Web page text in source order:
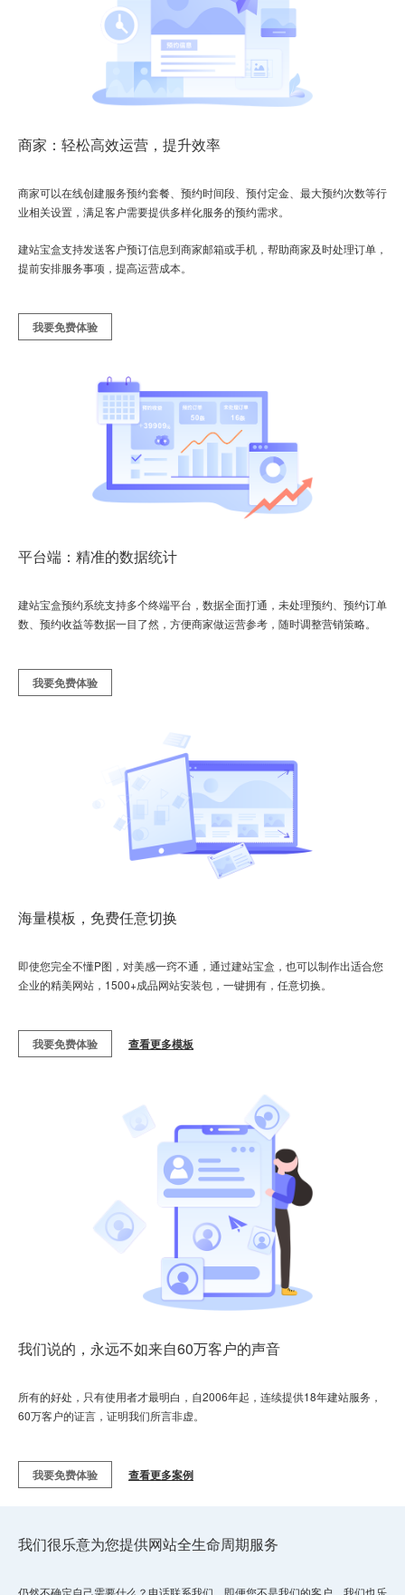
商家：轻松高效运营，提升效率
商家可以在线创建服务预约套餐、预约时间段、预付定金、最大预约次数等行
业相关设置，满足客户需要提供多样化服务的预约需求。
建站宝盒支持发送客户预订信息到商家邮箱或手机，帮助商家及时处理订单，
提前安排服务事项，提高运营成本。
我要免费体验
平台端：精准的数据统计
建站宝盒预约系统支持多个终端平台，数据全面打通，未处理预约、预约订单
数、预约收益等数据一目了然，方便商家做运营参考，随时调整营销策略。
我要免费体验
海量模板，免费任意切换
即使您完全不懂P图，对美感一窍不通，通过建站宝盒，也可以制作出适合您
企业的精美网站，1500+成品网站安装包，一键拥有，任意切换。
我要免费体验 查看更多模板
我们说的，永远不如来自60万客户的声音
所有的好处，只有使用者才最明白，自2006年起，连续提供18年建站服务，
60万客户的证言，证明我们所言非虚。
我要免费体验 查看更多案例
我们很乐意为您提供网站全生命周期服务
仍然不确定自己需要什么？电话联系我们。即便您不是我们的客户，我们也乐